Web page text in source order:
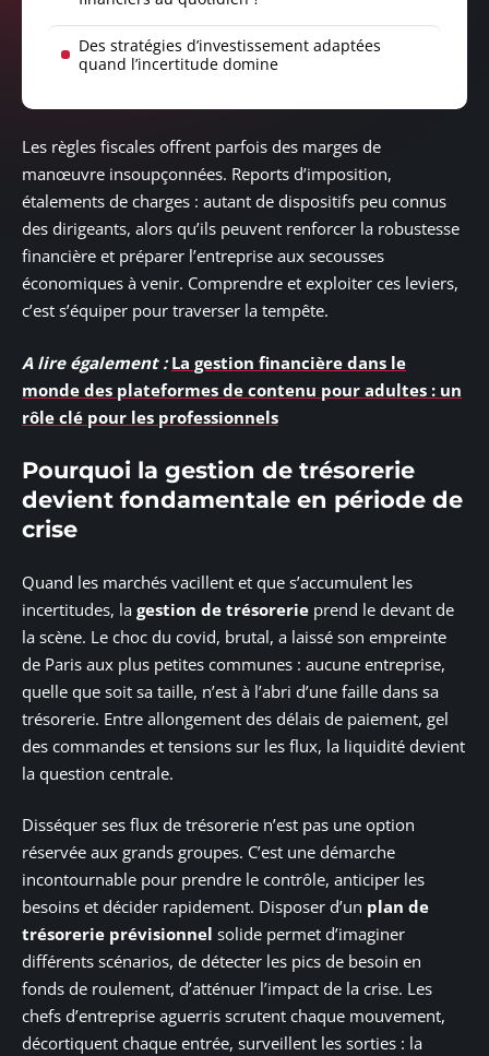
Des stratégies d’investissement adaptées
quand l’incertitude domine
Les règles fiscales offrent parfois des marges de
manœuvre insoupçonnées. Reports d’imposition,
étalements de charges : autant de dispositifs peu connus
des dirigeants, alors qu’ils peuvent renforcer la robustesse
financière et préparer l’entreprise aux secousses
économiques à venir. Comprendre et exploiter ces leviers,
c’est s’équiper pour traverser la tempête.
A lire également : La gestion financière dans le
monde des plateformes de contenu pour adultes : un
rôle clé pour les professionnels
Pourquoi la gestion de trésorerie
devient fondamentale en période de
crise
Quand les marchés vacillent et que s’accumulent les
incertitudes, la gestion de trésorerie prend le devant de
la scène. Le choc du covid, brutal, a laissé son empreinte
de Paris aux plus petites communes : aucune entreprise,
quelle que soit sa taille, n’est à l’abri d’une faille dans sa
trésorerie. Entre allongement des délais de paiement, gel
des commandes et tensions sur les flux, la liquidité devient
la question centrale.
Disséquer ses flux de trésorerie n’est pas une option
réservée aux grands groupes. C’est une démarche
incontournable pour prendre le contrôle, anticiper les
besoins et décider rapidement. Disposer d’un plan de
trésorerie prévisionnel solide permet d’imaginer
différents scénarios, de détecter les pics de besoin en
fonds de roulement, d’atténuer l’impact de la crise. Les
chefs d’entreprise aguerris scrutent chaque mouvement,
décortiquent chaque entrée, surveillent les sorties : la